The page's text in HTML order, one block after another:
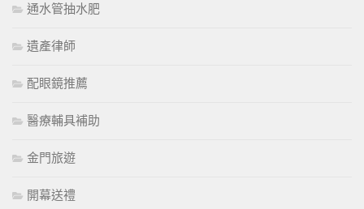
通水管抽水肥
遺產律師
配眼鏡推薦
醫療輔具補助
金門旅遊
開幕送禮